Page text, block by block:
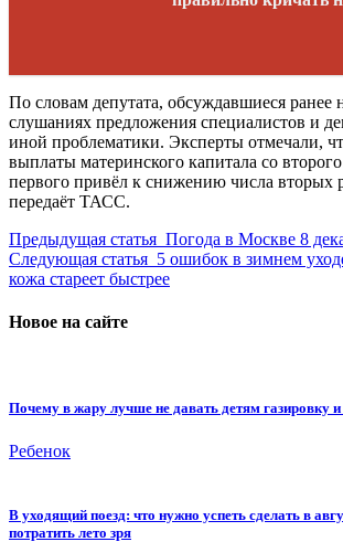
По словам депутата, обсуждавшиеся ранее
слушаниях предложения специалистов и
иной проблематики. Эксперты отмечали,
выплаты материнского капитала со
первого привёл к снижению числа вторых
передаёт ТАСС.
Предыдущая статья Погода в Москве 8
Следующая статья 5 ошибок в зимнем
кожа стареет быстрее
Новое на сайте
Почему в жару лучше не давать детям газировку и
Ребенок
В уходящий поезд: что нужно успеть сделать в
потратить лето зря